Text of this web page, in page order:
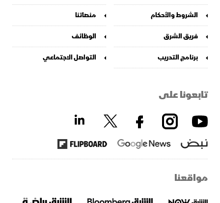
الشروط والأحكام
منصاتنا
فريق الشرق
الوظائف
برنامج التدريب
التواصل الاجتماعي
تابعونا على
مواقعنا